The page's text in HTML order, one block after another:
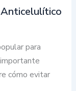
Anticelulítico
para
cómo evitar